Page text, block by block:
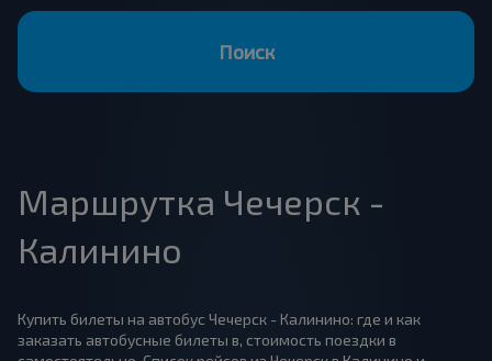
Поиск
Маршрутка Чечерск -
Калинино
Купить билеты на автобус Чечерск - Калинино: где и как
заказать автобусные билеты в, стоимость поездки в